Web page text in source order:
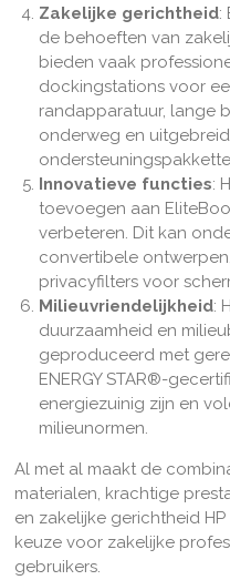
Zakelijke gerichtheid:
de behoeften van
bieden vaak
dockingstations voor
randapparatuur, lange
onderweg en
Innovatieve functies:
toevoegen aan
verbeteren. Dit kan
convertibele
privacyfilters voor
Milieuvriendelijkheid:
duurzaamheid en
geproduceerd met
ENERGY STAR®-
energiezuinig zijn en
milieunormen.
Al met al maakt de
materialen, krachtige
en zakelijke gerichtheid
keuze voor zakelijke
gebruikers.